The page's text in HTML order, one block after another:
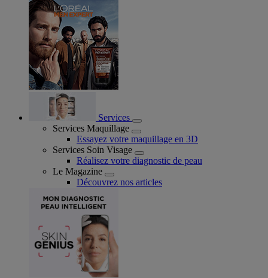
Services
Services Maquillage
Essayez votre maquillage en 3D
Services Soin Visage
Réalisez votre diagnostic de peau
Le Magazine
Découvrez nos articles